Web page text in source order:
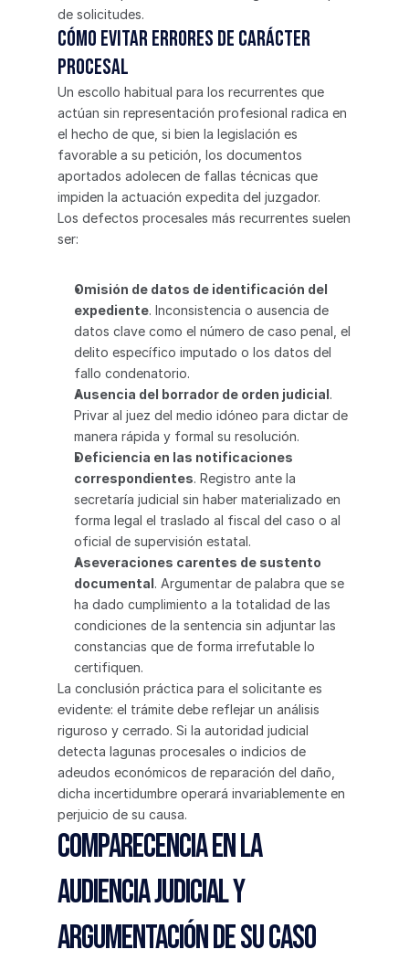
de solicitudes.
Cómo evitar errores de carácter
procesal
Un escollo habitual para los recurrentes que
actúan sin representación profesional radica en
el hecho de que, si bien la legislación es
favorable a su petición, los documentos
aportados adolecen de fallas técnicas que
impiden la actuación expedita del juzgador.
Los defectos procesales más recurrentes suelen
ser:
Omisión de datos de identificación del
expediente. Inconsistencia o ausencia de
datos clave como el número de caso penal, el
delito específico imputado o los datos del
fallo condenatorio.
Ausencia del borrador de orden judicial.
Privar al juez del medio idóneo para dictar de
manera rápida y formal su resolución.
Deficiencia en las notificaciones
correspondientes. Registro ante la
secretaría judicial sin haber materializado en
forma legal el traslado al fiscal del caso o al
oficial de supervisión estatal.
Aseveraciones carentes de sustento
documental. Argumentar de palabra que se
ha dado cumplimiento a la totalidad de las
condiciones de la sentencia sin adjuntar las
constancias que de forma irrefutable lo
certifiquen.
La conclusión práctica para el solicitante es
evidente: el trámite debe reflejar un análisis
riguroso y cerrado. Si la autoridad judicial
detecta lagunas procesales o indicios de
adeudos económicos de reparación del daño,
dicha incertidumbre operará invariablemente en
perjuicio de su causa.
Comparecencia en la
audiencia judicial y
argumentación de su caso